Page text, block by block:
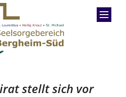
stellt sich vor